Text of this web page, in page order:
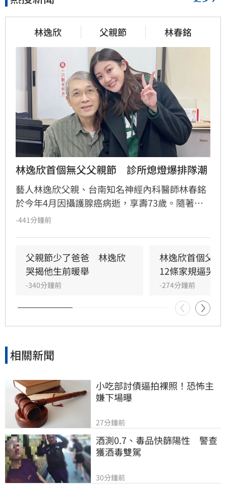
林逸欣 父親節 林春銘
林逸欣首個無父父親節　診所熄燈爆排隊潮
藝人林逸欣父親、台南知名神經內科醫師林春銘
於今年4月因攝護腺癌病逝，享壽73歲。隨著診
所正式熄燈拆下招牌，卻仍有大批民眾頂著高溫
情，感性表示看到父親留下的心血持續被大眾珍
惜，讓她備感溫暖與感動。這不僅是林逸欣失去
父親後第一個難熬的父親節，更見證了林春銘醫
師當年深耕地方、深受街坊鄰居愛戴的醫者精
神。林宜君
-441分鐘前
父親節少了爸爸　林逸欣
哭揭他生前暖舉
-340分鐘前
林逸欣首個父
12條家規逼哭網
-274分鐘前
相關新聞
小吃部討債逼拍裸照！恐怖主
嫌下場曝
27分鐘前
酒測0.7、毒品快篩陽性　警查
獲酒毒雙駕
30分鐘前